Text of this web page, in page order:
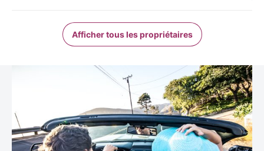
Afficher tous les propriétaires